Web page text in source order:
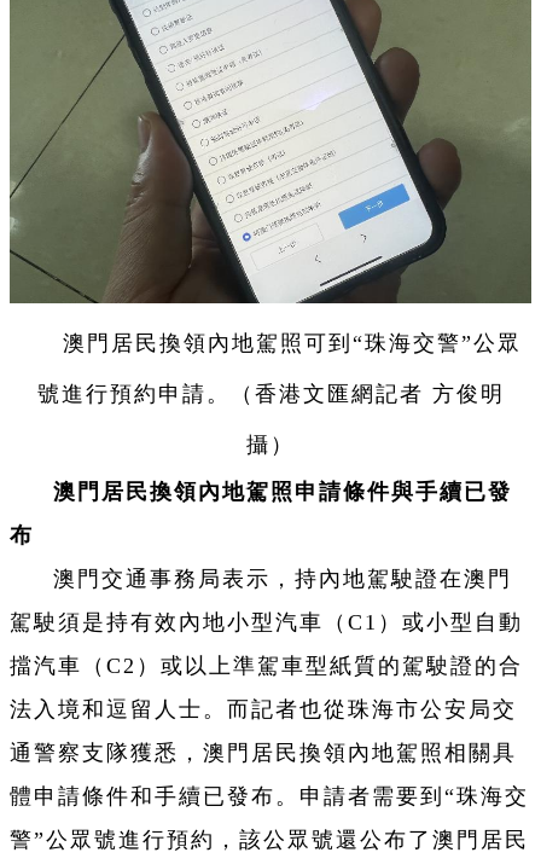
澳門居民換領內地駕照可到“珠海交警”公眾
號進行預約申請。（香港文匯網記者 方俊明
攝）
澳門居民換領內地駕照申請條件與手續已發
布
澳門交通事務局表示，持內地駕駛證在澳門
駕駛須是持有效內地小型汽車（C1）或小型自動
擋汽車（C2）或以上準駕車型紙質的駕駛證的合
法入境和逗留人士。而記者也從珠海市公安局交
通警察支隊獲悉，澳門居民換領內地駕照相關具
體申請條件和手續已發布。申請者需要到“珠海交
警”公眾號進行預約，該公眾號還公布了澳門居民